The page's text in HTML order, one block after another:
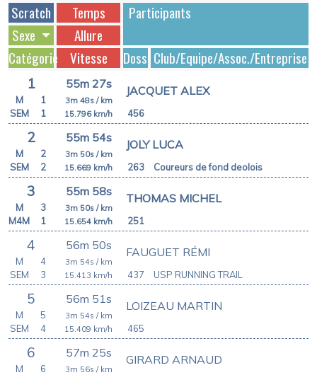
Scratch Temps
Dossards
Participants
Allure
Vitesse
Sexe
Catégorie
Club/Equipe/Assoc./Entreprise
1 55m 27s
456
JACQUET ALEX
3m 48s / km
15.796 km/h
M
1
SEM
1
2 55m 54s
263
JOLY LUCA
3m 50s / km
15.669 km/h
M
2
SEM
2 Coureurs de fond deolois
3 55m 58s
251
THOMAS MICHEL
3m 50s / km
15.654 km/h
M
3
M4M
1
4 56m 50s
437
FAUGUET RÉMI
3m 54s / km
15.413 km/h
M
4
SEM
3 USP RUNNING TRAIL
5 56m 51s
465
LOIZEAU MARTIN
3m 54s / km
15.409 km/h
M
5
SEM
4
6 57m 25s GIRARD ARNAUD
3m 56s / km
M
6